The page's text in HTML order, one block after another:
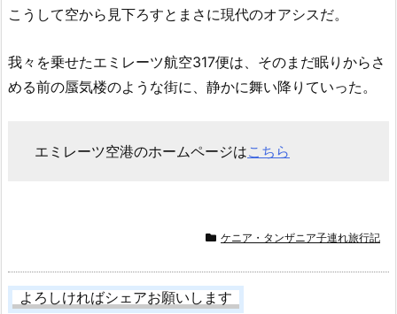
こうして空から見下ろすとまさに現代のオアシスだ。
我々を乗せたエミレーツ航空317便は、そのまだ眠りからさ
める前の蜃気楼のような街に、静かに舞い降りていった。
エミレーツ空港のホームページはこちら
ケニア・タンザニア子連れ旅行記
よろしければシェアお願いします